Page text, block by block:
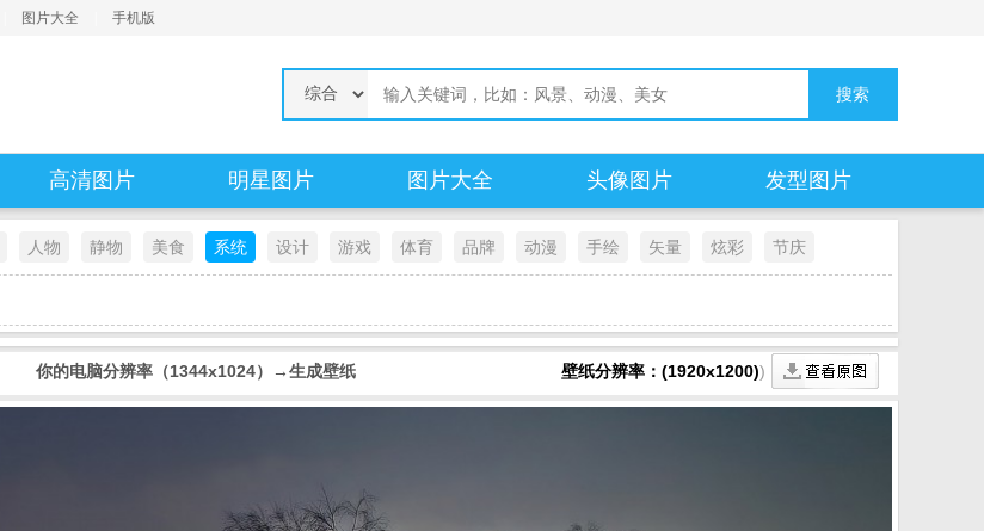
图片大全 手机版
高清图片 明星图片 图片大全 头像图片 发型图片
人物 静物 美食 系统 设计 游戏 体育 品牌 动漫 手绘 矢量 炫彩 节庆
你的电脑分辨率（1344x1024）→生成壁纸 壁纸分辨率：(1920x1200))